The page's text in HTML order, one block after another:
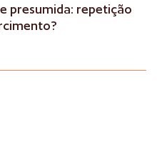
presumida: repetição